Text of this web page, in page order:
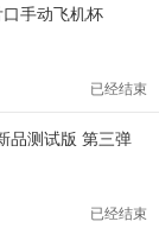
手动飞机杯
已经结束
品测试版 第三弹
已经结束